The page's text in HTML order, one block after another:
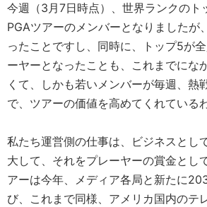
今週（3月7日時点）、世界ランクのト
PGAツアーのメンバーとなりましたが
ったことですし、同時に、トップ5が
ーヤーとなったことも、これまでにな
くて、しかも若いメンバーが毎週、熱
で、ツアーの価値を高めてくれている
私たち運営側の仕事は、ビジネスとし
大して、それをプレーヤーの賞金とし
アーは今年、メディア各局と新たに
び、これまで同様、アメリカ国内のテ